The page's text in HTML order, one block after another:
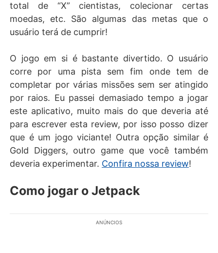
total de “X” cientistas, colecionar certas
moedas, etc. São algumas das metas que o
usuário terá de cumprir!
O jogo em si é bastante divertido. O usuário
corre por uma pista sem fim onde tem de
completar por várias missões sem ser atingido
por raios. Eu passei demasiado tempo a jogar
este aplicativo, muito mais do que deveria até
para escrever esta review, por isso posso dizer
que é um jogo viciante! Outra opção similar é
Gold Diggers, outro game que você também
deveria experimentar. Confira nossa review!
Como jogar o Jetpack
ANÚNCIOS